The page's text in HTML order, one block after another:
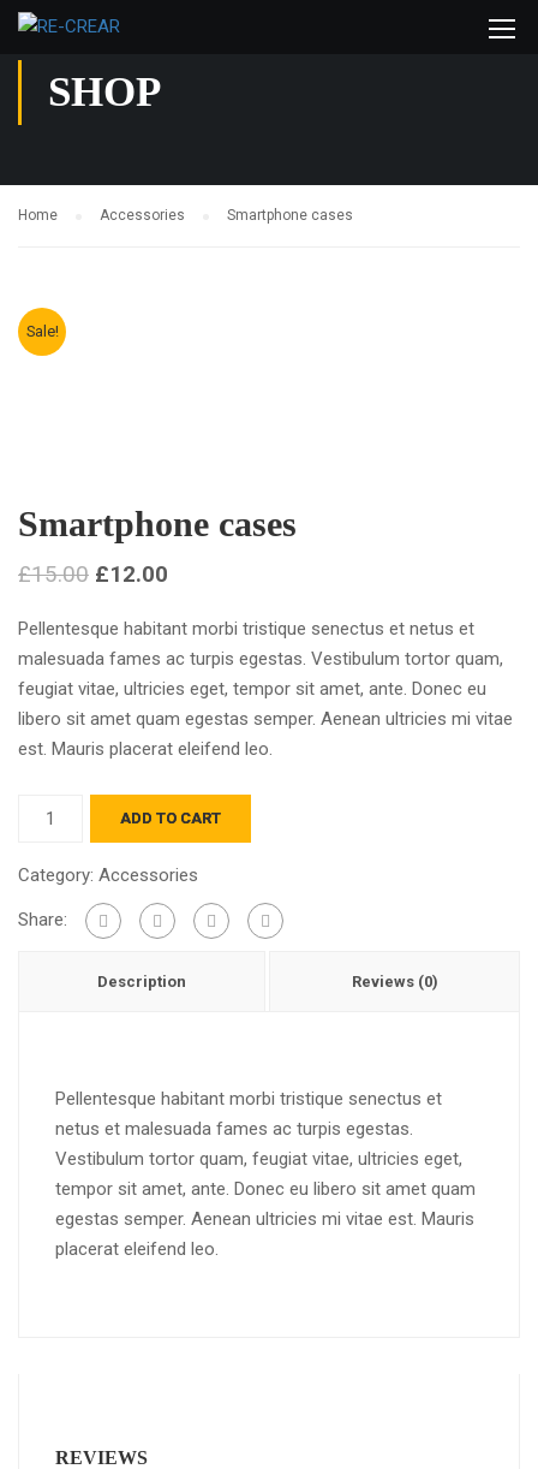
SHOP
Home Accessories Smartphone cases
Sale!
Smartphone cases
£15.00 £12.00
Pellentesque habitant morbi tristique senectus et netus et
malesuada fames ac turpis egestas. Vestibulum tortor quam,
feugiat vitae, ultricies eget, tempor sit amet, ante. Donec eu
libero sit amet quam egestas semper. Aenean ultricies mi vitae
est. Mauris placerat eleifend leo.
ADD TO CART
Category: Accessories
Share:
Description Reviews (0)
Pellentesque habitant morbi tristique senectus et
netus et malesuada fames ac turpis egestas.
Vestibulum tortor quam, feugiat vitae, ultricies eget,
tempor sit amet, ante. Donec eu libero sit amet quam
egestas semper. Aenean ultricies mi vitae est. Mauris
placerat eleifend leo.
REVIEWS